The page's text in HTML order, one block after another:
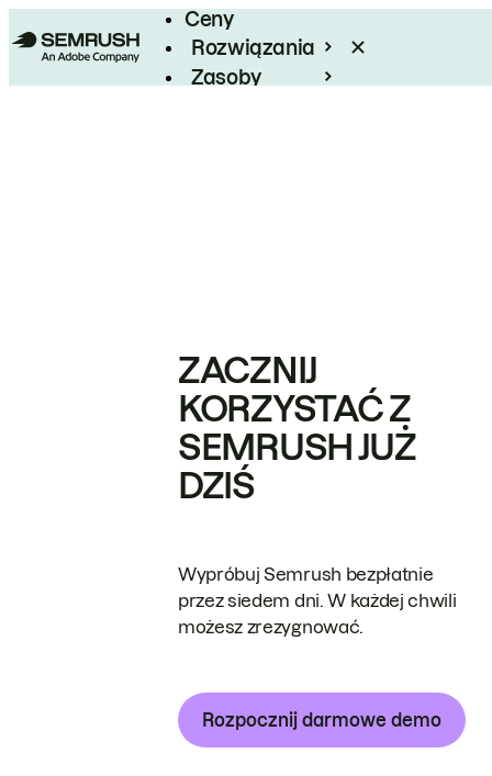
Ceny
Rozwiązania
Zasoby
ZACZNIJ
KORZYSTAĆ Z
SEMRUSH JUŻ
DZIŚ
Wypróbuj Semrush bezpłatnie
przez siedem dni. W każdej chwili
możesz zrezygnować.
Rozpocznij darmowe demo